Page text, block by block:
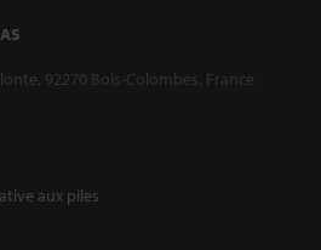
92270 Bois-Colombes, France
aux piles